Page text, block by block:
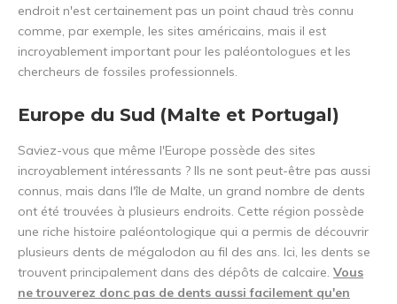
endroit n'est certainement pas un point chaud très connu
comme, par exemple, les sites américains, mais il est
incroyablement important pour les paléontologues et les
chercheurs de fossiles professionnels.
Europe du Sud (Malte et Portugal)
Saviez-vous que même l'Europe possède des sites
incroyablement intéressants ? Ils ne sont peut-être pas aussi
connus, mais dans l'île de Malte, un grand nombre de dents
ont été trouvées à plusieurs endroits. Cette région possède
une riche histoire paléontologique qui a permis de découvrir
plusieurs dents de mégalodon au fil des ans. Ici, les dents se
trouvent principalement dans des dépôts de calcaire. Vous
ne trouverez donc pas de dents aussi facilement qu'en